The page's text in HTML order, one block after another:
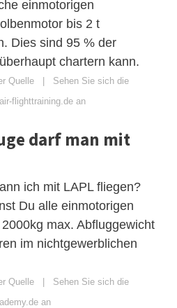
einmotorigen
bis 2 t
Dies sind 95 % der
chartern kann.
Quelle | Sehen Sie sich die
flighttraining.de an
darf man mit
ich mit LAPL fliegen?
Du alle einmotorigen
max. Abfluggewicht
im nichtgewerblichen
Quelle | Sehen Sie sich die
an